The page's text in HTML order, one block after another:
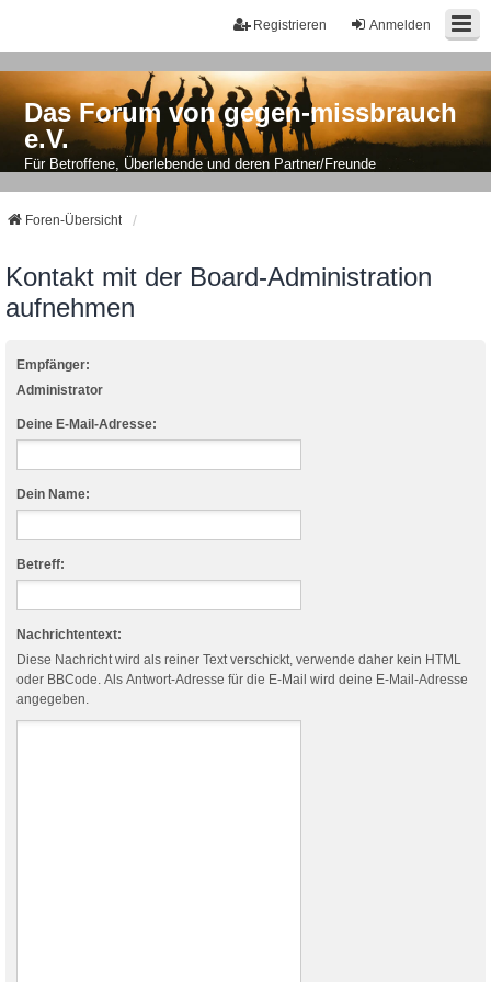
Anmelden
Registrieren
Das Forum von gegen-missbrauch
e.V.
Für Betroffene, Überlebende und deren Partner/Freunde
Foren-Übersicht
Kontakt mit der Board-Administration
aufnehmen
Empfänger:
Administrator
Deine E-Mail-Adresse:
Dein Name:
Betreff:
Nachrichtentext:
Diese Nachricht wird als reiner Text verschickt, verwende daher kein HTML
oder BBCode. Als Antwort-Adresse für die E-Mail wird deine E-Mail-Adresse
angegeben.